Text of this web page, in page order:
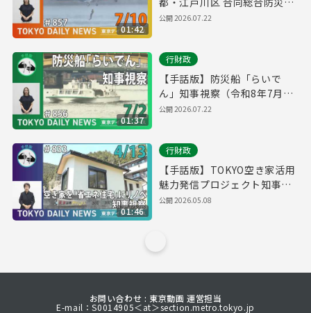
01:42
練（令和8年7月9日 東京デイ
公開2026.07.22
01:37
行財政
【手話版】防災船「らいで
ん」知事視察（令和8年7月2
日 東京デイリーニュース
公開2026.07.22
01:46
行財政
【手話版】TOKYO空き家活用
魅力発信プロジェクト知事視
察 （令和8年4月13日 東京デ
公開2026.05.08
お問い合わせ : 東京動画 運営担当
E-mail：S0014905＜at＞section.metro.tokyo.jp